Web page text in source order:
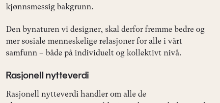
kjønnsmessig bakgrunn.
Den bynaturen vi designer, skal derfor fremme bedre og
mer sosiale menneskelige relasjoner for alle i vårt
samfunn – både på individuelt og kollektivt nivå.
Rasjonell nytteverdi
Rasjonell nytteverdi handler om alle de